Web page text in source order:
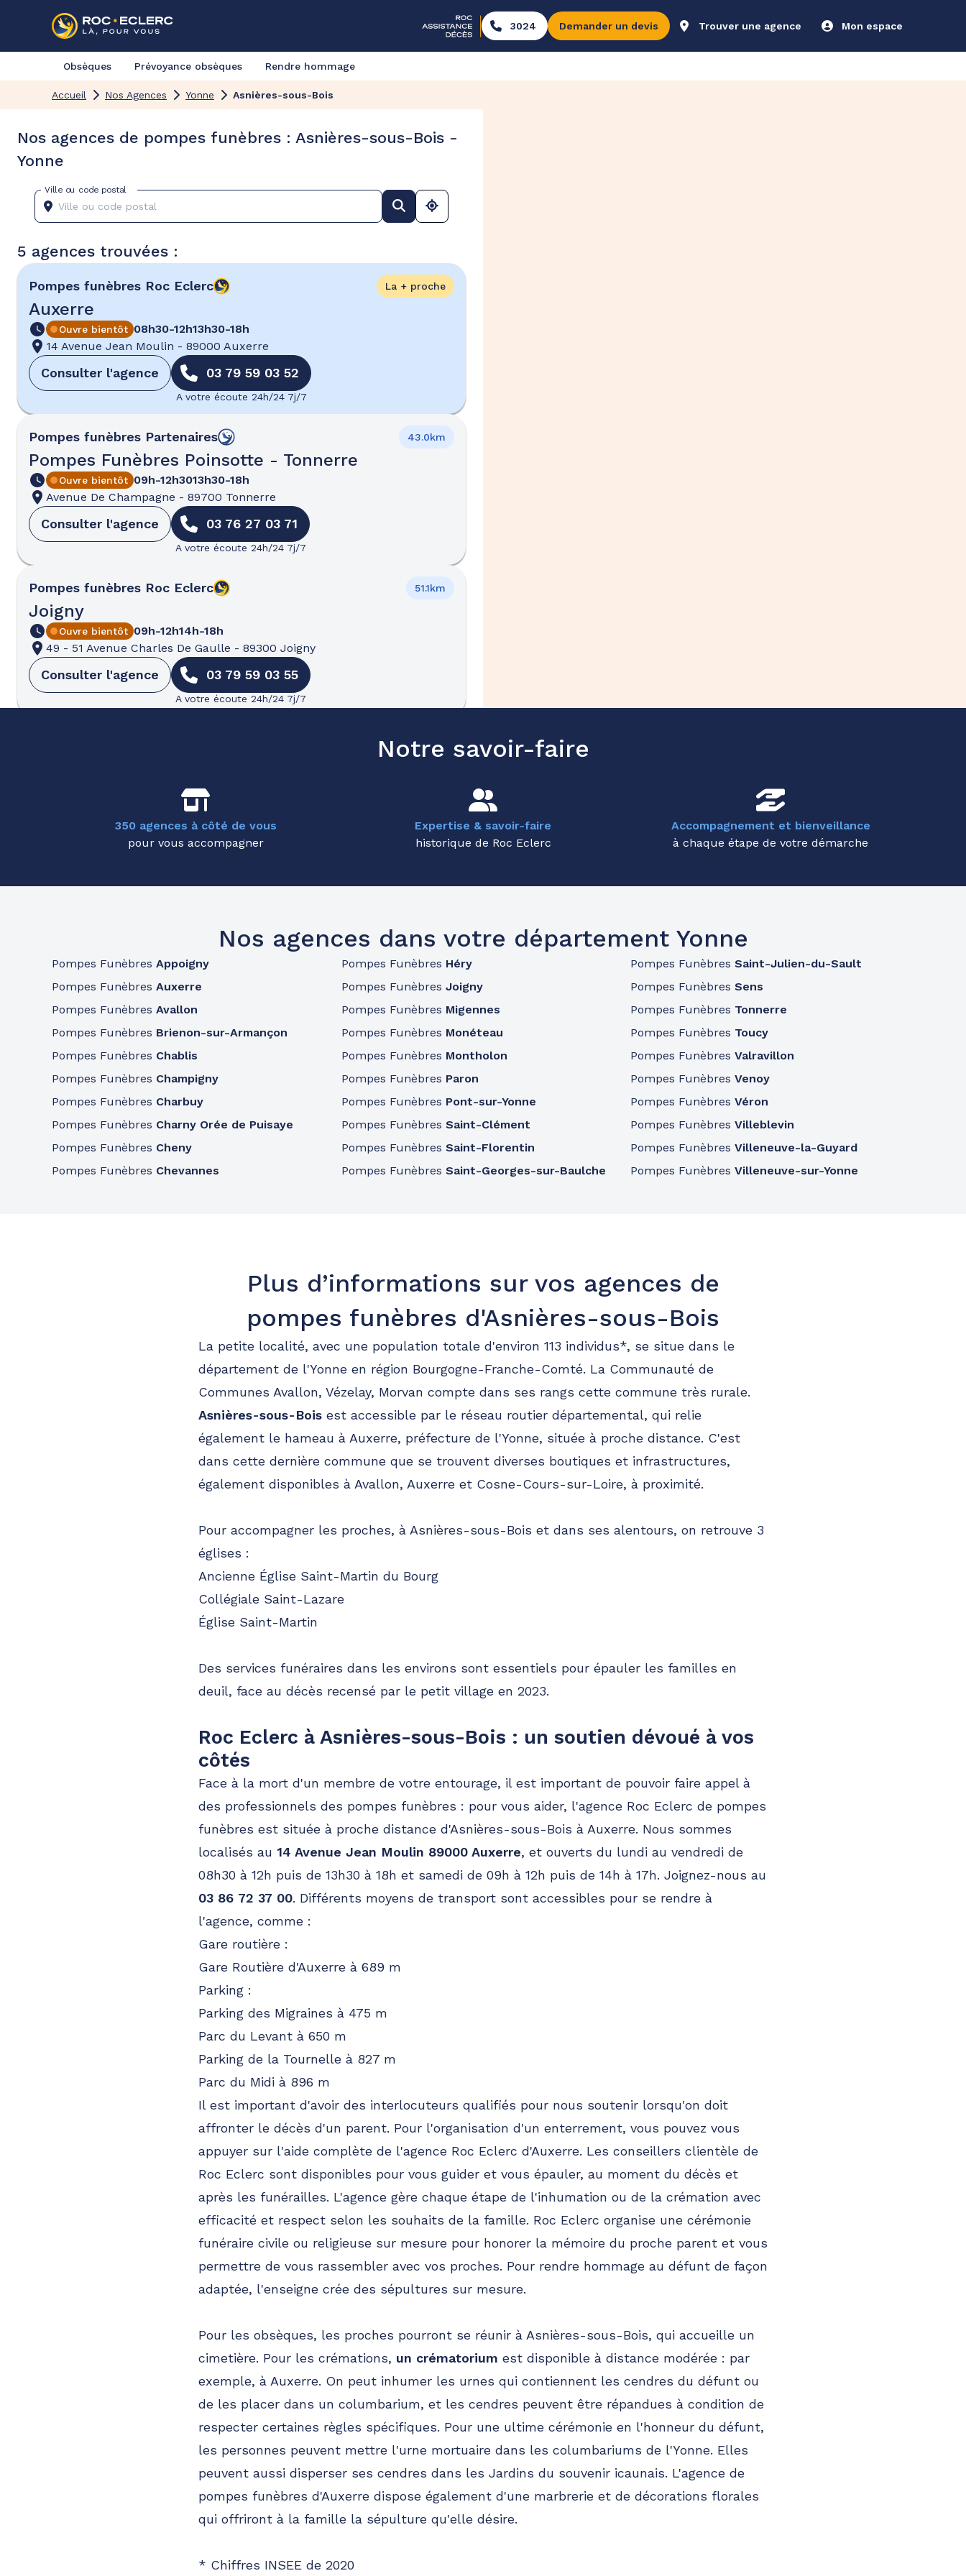
3024 Demander un devis Trouver une agence Mon espace
Obsèques Prévoyance obsèques Rendre hommage
Accueil Nos Agences Yonne Asnières-sous-Bois
Nos agences de pompes funèbres : Asnières-sous-Bois -
Yonne
Ville ou code postal
5 agences trouvées :
Pompes funèbres Roc Eclerc
Auxerre
La + proche
Ouvre bientôt 08h30-12h13h30-18h
14 Avenue Jean Moulin - 89000 Auxerre
Consulter l'agence 03 79 59 03 52
A votre écoute 24h/24 7j/7
Pompes funèbres Partenaires
Pompes Funèbres Poinsotte - Tonnerre
43.0km
Ouvre bientôt 09h-12h3013h30-18h
Avenue De Champagne - 89700 Tonnerre
Consulter l'agence 03 76 27 03 71
A votre écoute 24h/24 7j/7
Pompes funèbres Roc Eclerc
Joigny
51.1km
Ouvre bientôt 09h-12h14h-18h
49 - 51 Avenue Charles De Gaulle - 89300 Joigny
Consulter l'agence 03 79 59 03 55
A votre écoute 24h/24 7j/7
Pompes Funèbres Et Marbrerie Giroux - Montbard
52.7km
21500 Montbard
Consulter l'agence 03 80 89 41 58
A votre écoute 24h/24 7j/7
Pompes funèbres Roc Eclerc 52.9km
14h-18h
21140 Semur-en-Auxois
Notre savoir-faire
350 agences à côté de vous
pour vous accompagner
Expertise & savoir-faire
historique de Roc Eclerc
Accompagnement et bienveillance
à chaque étape de votre démarche
Nos agences dans votre département Yonne
Pompes Funèbres Appoigny
Pompes Funèbres Auxerre
Pompes Funèbres Avallon
Pompes Funèbres Brienon-sur-Armançon
Pompes Funèbres Chablis
Pompes Funèbres Champigny
Pompes Funèbres Charbuy
Pompes Funèbres Charny Orée de Puisaye
Pompes Funèbres Cheny
Pompes Funèbres Chevannes
Pompes Funèbres Héry
Pompes Funèbres Joigny
Pompes Funèbres Migennes
Pompes Funèbres Monéteau
Pompes Funèbres Montholon
Pompes Funèbres Paron
Pompes Funèbres Pont-sur-Yonne
Pompes Funèbres Saint-Clément
Pompes Funèbres Saint-Florentin
Pompes Funèbres Saint-Georges-sur-Baulche
Pompes FunèbresSaint-Julien-du-Sault
Pompes FunèbresSens
Pompes Funèbres Tonnerre
Pompes Funèbres Toucy
Pompes FunèbresValravillon
Pompes FunèbresVenoy
Pompes FunèbresVéron
Pompes FunèbresVilleblevin
Pompes FunèbresVilleneuve-la-Guyard
Pompes FunèbresVilleneuve-sur-Yonne
Plus d’informations sur vos agences de
pompes funèbres d'Asnières-sous-Bois
La petite localité, avec une population totale d'environ 113 individus*, se situe dans le
département de l'Yonne en région Bourgogne-Franche-Comté. La Communauté de
Communes Avallon, Vézelay, Morvan compte dans ses rangs cette commune très rurale.
Asnières-sous-Bois est accessible par le réseau routier départemental, qui relie
également le hameau à Auxerre, préfecture de l'Yonne, située à proche distance. C'est
dans cette dernière commune que se trouvent diverses boutiques et infrastructures,
également disponibles à Avallon, Auxerre et Cosne-Cours-sur-Loire, à proximité.
Pour accompagner les proches, à Asnières-sous-Bois et dans ses alentours, on retrouve 3
églises :
Ancienne Église Saint-Martin du Bourg
Collégiale Saint-Lazare
Église Saint-Martin
Des services funéraires dans les environs sont essentiels pour épauler les familles en
deuil, face au décès recensé par le petit village en 2023.
Roc Eclerc à Asnières-sous-Bois : un soutien dévoué à vos
côtés
Face à la mort d'un membre de votre entourage, il est important de pouvoir faire appel à
des professionnels des pompes funèbres : pour vous aider, l'agence Roc Eclerc de pompes
funèbres est située à proche distance d'Asnières-sous-Bois à Auxerre. Nous sommes
localisés au 14 Avenue Jean Moulin 89000 Auxerre, et ouverts du lundi au vendredi de
08h30 à 12h puis de 13h30 à 18h et samedi de 09h à 12h puis de 14h à 17h. Joignez-nous au
03 86 72 37 00. Différents moyens de transport sont accessibles pour se rendre à
l'agence, comme :
Gare routière :
Gare Routière d'Auxerre à 689 m
Parking :
Parking des Migraines à 475 m
Parc du Levant à 650 m
Parking de la Tournelle à 827 m
Parc du Midi à 896 m
Il est important d'avoir des interlocuteurs qualifiés pour nous soutenir lorsqu'on doit
affronter le décès d'un parent. Pour l'organisation d'un enterrement, vous pouvez vous
appuyer sur l'aide complète de l'agence Roc Eclerc d'Auxerre. Les conseillers clientèle de
Roc Eclerc sont disponibles pour vous guider et vous épauler, au moment du décès et
après les funérailles. L'agence gère chaque étape de l'inhumation ou de la crémation avec
efficacité et respect selon les souhaits de la famille. Roc Eclerc organise une cérémonie
funéraire civile ou religieuse sur mesure pour honorer la mémoire du proche parent et vous
permettre de vous rassembler avec vos proches. Pour rendre hommage au défunt de façon
adaptée, l'enseigne crée des sépultures sur mesure.
Pour les obsèques, les proches pourront se réunir à Asnières-sous-Bois, qui accueille un
cimetière. Pour les crémations, un crématorium est disponible à distance modérée : par
exemple, à Auxerre. On peut inhumer les urnes qui contiennent les cendres du défunt ou
de les placer dans un columbarium, et les cendres peuvent être répandues à condition de
respecter certaines règles spécifiques. Pour une ultime cérémonie en l'honneur du défunt,
les personnes peuvent mettre l'urne mortuaire dans les columbariums de l'Yonne. Elles
peuvent aussi disperser ses cendres dans les Jardins du souvenir icaunais. L'agence de
pompes funèbres d'Auxerre dispose également d'une marbrerie et de décorations florales
qui offriront à la famille la sépulture qu'elle désire.
* Chiffres INSEE de 2020